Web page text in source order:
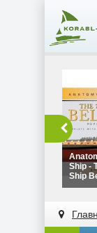
Ship -
Ship
Ship -
Ship